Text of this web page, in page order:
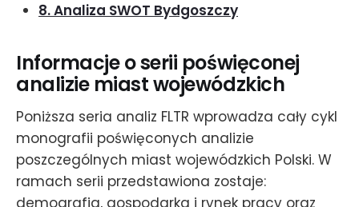
8. Analiza SWOT Bydgoszczy
Informacje o serii poświęconej
analizie miast wojewódzkich
Poniższa seria analiz FLTR wprowadza cały cykl
monografii poświęconych analizie
poszczególnych miast wojewódzkich Polski. W
ramach serii przedstawiona zostaje:
demografia, gospodarka i rynek pracy oraz